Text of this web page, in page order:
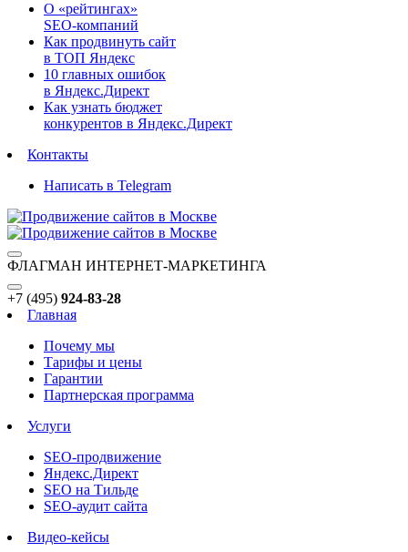
О «рейтингах»
SEO-компаний
Как продвинуть сайт
в ТОП Яндекс
10 главных ошибок
в Яндекс.Директ
Как узнать бюджет
конкурентов в Яндекс.Директ
Контакты
Написать в Telegram
ФЛАГМАН ИНТЕРНЕТ-МАРКЕТИНГА
+7 (495) 924-83-28
Главная
Почему мы
Тарифы и цены
Гарантии
Партнерская программа
Услуги
SEO-продвижение
Яндекс.Директ
SEO на Тильде
SEO-аудит сайта
Видео-кейсы